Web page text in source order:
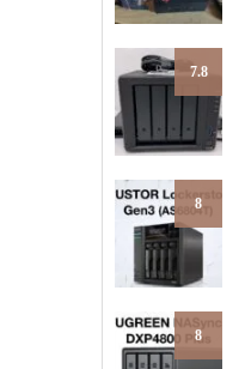
7.8
8
8